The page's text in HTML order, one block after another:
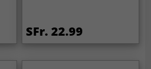
SFr. 22.99